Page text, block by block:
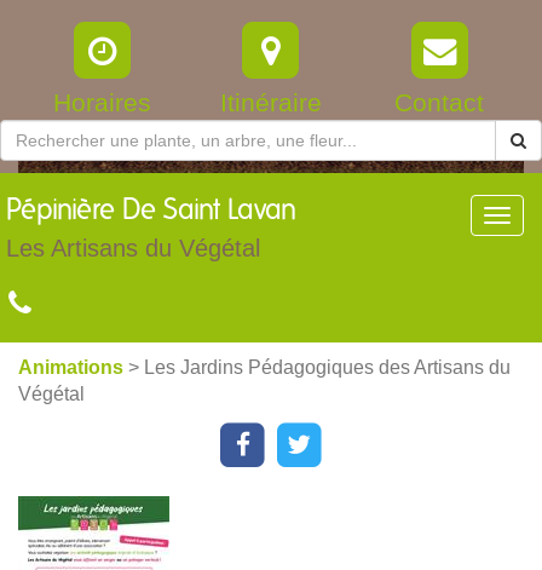
Horaires Itinéraire Contact
Pépinière De Saint Lavan
Les Artisans du Végétal
Animations > Les Jardins Pédagogiques des Artisans du
Végétal